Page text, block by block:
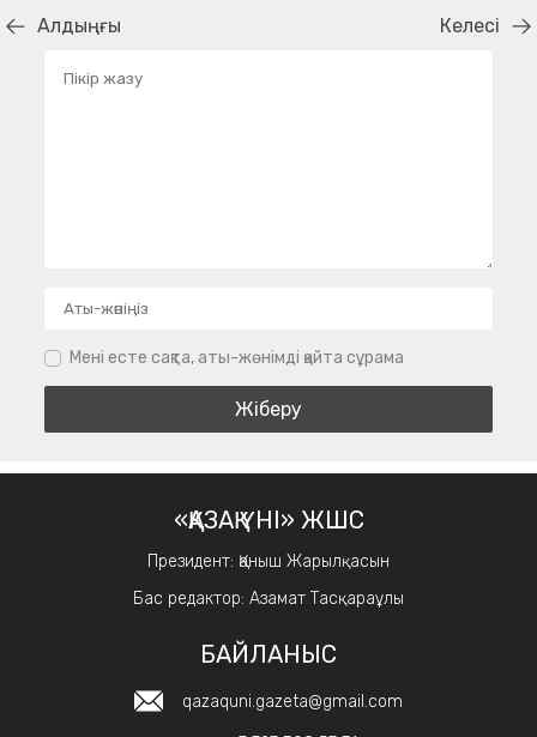
Алдыңғы Келесі
Мені есте сақта, аты-жөнімді қайта сұрама
«ҚАЗАҚ ҮНІ» ЖШС
Президент: Қаныш Жарылқасын
Бас редактор: Азамат Тасқараұлы
БАЙЛАНЫС
qazaquni.gazeta@gmail.com